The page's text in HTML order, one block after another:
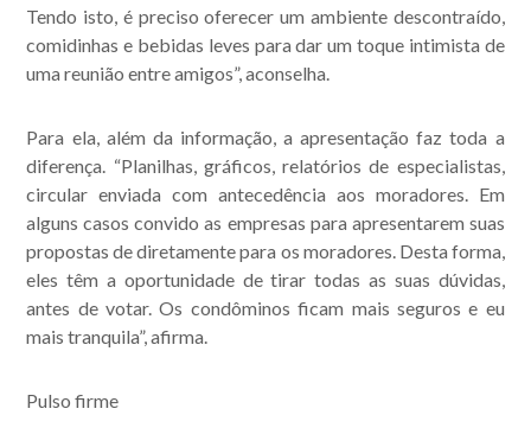
Acompanhe nossas
publicações.
Tendo isto, é preciso oferecer um ambiente descontraído,
comidinhas e bebidas leves para dar um toque intimista de
uma reunião entre amigos”, aconselha.
Para ela, além da informação, a apresentação faz toda a
diferença. “Planilhas, gráficos, relatórios de especialistas,
circular enviada com antecedência aos moradores. Em
alguns casos convido as empresas para apresentarem suas
propostas de diretamente para os moradores. Desta forma,
eles têm a oportunidade de tirar todas as suas dúvidas,
antes de votar. Os condôminos ficam mais seguros e eu
mais tranquila”, afirma.
Pulso firme